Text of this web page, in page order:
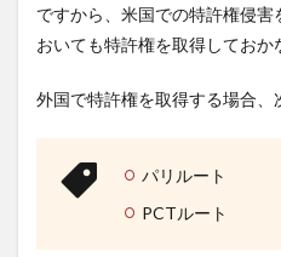
ですから、米国での特許権侵
おいても特許権を取得しておか
外国で特許権を取得する場合、
パリルート
PCTルート